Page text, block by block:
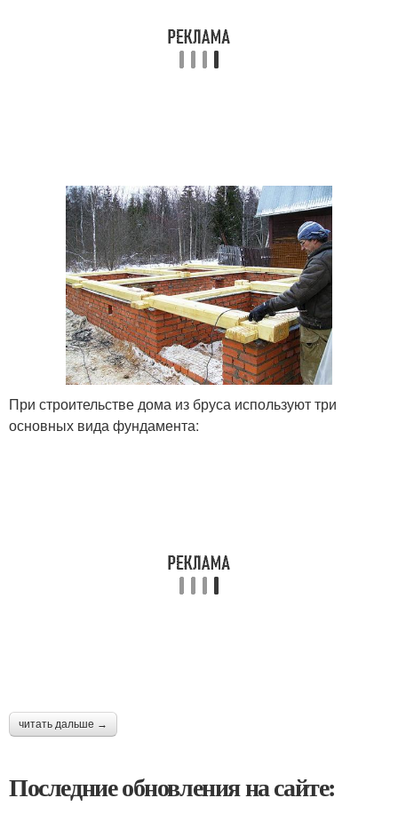
При строительстве дома из бруса используют три
основных вида фундамента:
читать дальше →
Последние обновления на сайте: